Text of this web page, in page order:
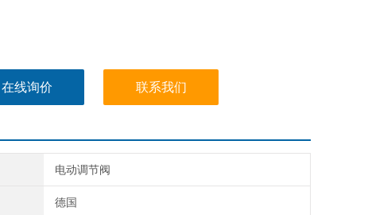
在线询价 联系我们
电动调节阀
德国